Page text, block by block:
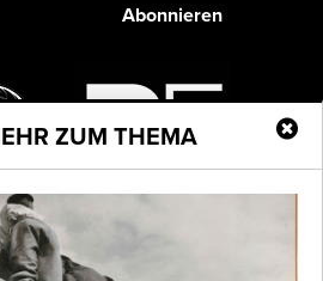
ZUM THEMA
Abonnieren
TIPA